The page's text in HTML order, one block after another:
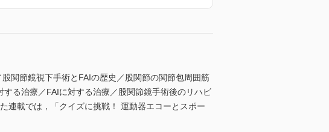
関節鏡視下手術とFAIの歴史／股関節の関節包周囲筋
る治療／FAIに対する治療／股関節鏡手術後のリハビ
連載では，「クイズに挑戦！ 運動器エコーとスポー